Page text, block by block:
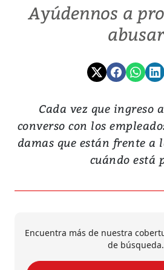
Ayúdennos a
abusar
Cada vez que ingreso
converso con los
damas que están frente a
cuándo está
Encuentra más de nuestra
de búsqueda.